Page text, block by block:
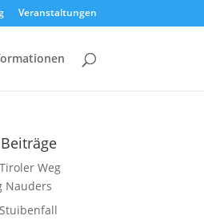
Veranstaltungen
Weg
Nauders